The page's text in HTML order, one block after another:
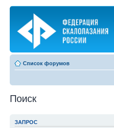
Список форумов
Поиск
ЗАПРОС